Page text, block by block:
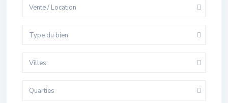
Vente / Location
Type du bien
Villes
Quarties